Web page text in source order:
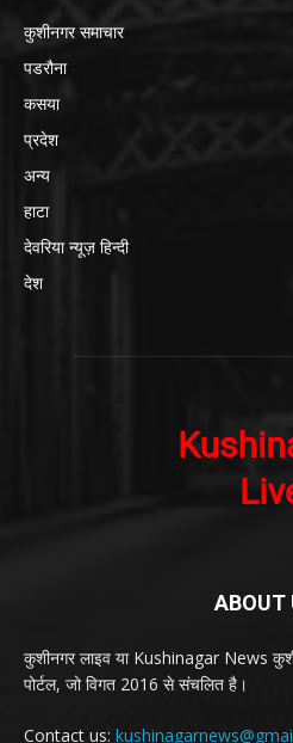
कुशीनगर समाचार
पडरौना
कसया
प्रदेश
अन्य
हाटा
देवरिया न्यूज़ हिन्दी
देश
ABOUT
कुशीनगर लाइव या Kushinagar News
पोर्टल, जो विगत 2016 से संचलित है।
Contact us: